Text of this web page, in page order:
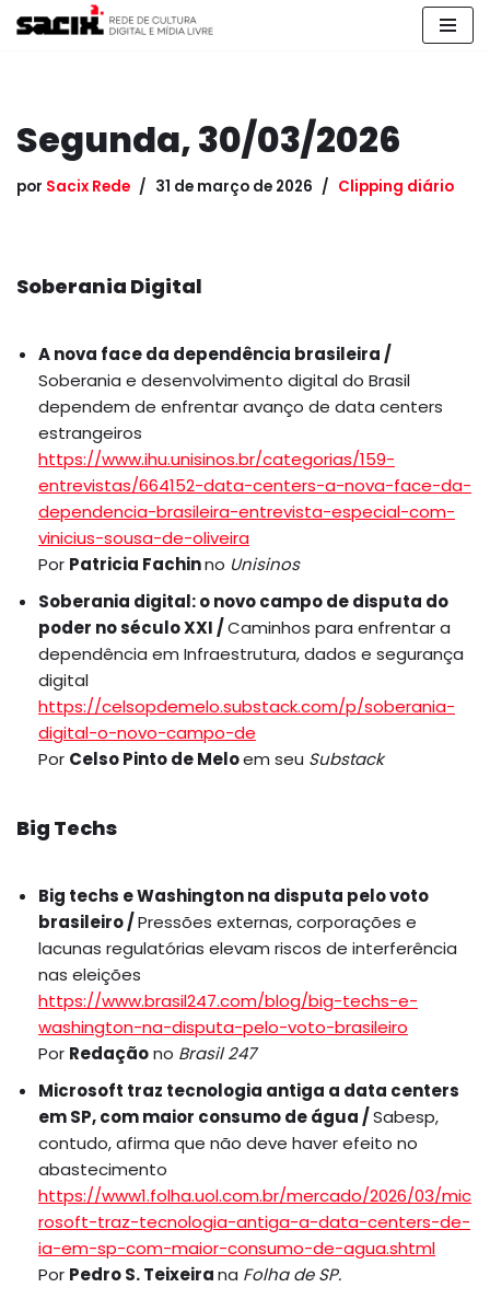
conteúdo
Segunda, 30/03/2026
por Sacix Rede 31 de março de 2026 Clipping diário
Soberania Digital
A nova face da dependência brasileira /
Soberania e desenvolvimento digital do Brasil
dependem de enfrentar avanço de data centers
estrangeiros
https://www.ihu.unisinos.br/categorias/159-
entrevistas/664152-data-centers-a-nova-face-da-
dependencia-brasileira-entrevista-especial-com-
vinicius-sousa-de-oliveira
Por Patricia Fachinno Unisinos
Soberania digital: o novo campo de disputa do
poder no século XXI /Caminhos para enfrentar a
dependência em Infraestrutura, dados e segurança
digital
https://celsopdemelo.substack.com/p/soberania-
digital-o-novo-campo-de
Por Celso Pinto de Meloem seu Substack
Big Techs
Big techs e Washington na disputa pelo voto
brasileiro /Pressões externas, corporações e
lacunas regulatórias elevam riscos de interferência
nas eleições
https://www.brasil247.com/blog/big-techs-e-
washington-na-disputa-pelo-voto-brasileiro
Por Redaçãono Brasil 247
Microsoft traz tecnologia antiga a data centers
em SP, com maior consumo de água /Sabesp,
contudo, afirma que não deve haver efeito no
abastecimento
https://www1.folha.uol.com.br/mercado/2026/03/mic
rosoft-traz-tecnologia-antiga-a-data-centers-de-
ia-em-sp-com-maior-consumo-de-agua.shtml
Por Pedro S. Teixeirana Folha de SP.